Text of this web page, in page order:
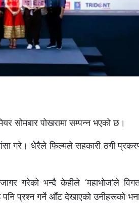
सोमबार पोखरामा सम्पन्न भएको छ।
गरे। धेरैले फिल्मले सहकारी ठगी
गरेको भन्दै केहीले ‘महाभोज’ले
प्रश्न गर्ने आँट देखाएको उनीहरूको